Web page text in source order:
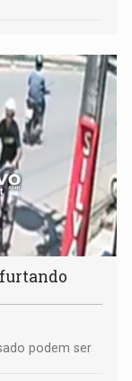
furtando
podem ser